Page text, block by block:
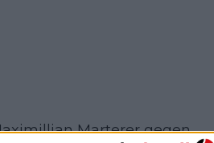
Marterer gegen